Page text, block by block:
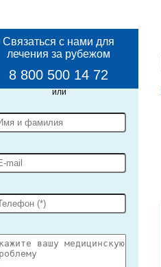
Связаться с нами для
лечения за рубежом
8 800 500 14 72